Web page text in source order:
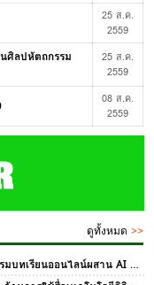
25 ส.ค.
2559
ศิลปหัตถกรรม
25 ส.ค.
2559
08 ส.ค.
2559
ดูทั้งหมด>>
Content Center ประจำปี 2569 ครูมัลลิกา กันหา